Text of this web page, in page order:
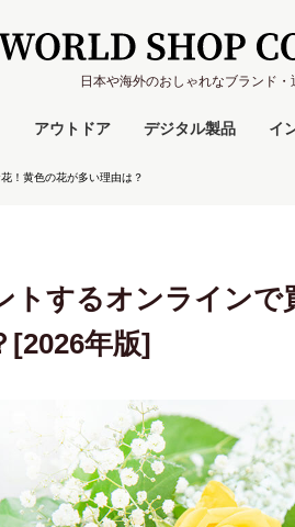
日本や海外のおしゃれなブランド・
アウトドア デジタル製品 イ
！黄色の花が多い理由は？
トするオンライン
[2026年版]